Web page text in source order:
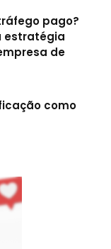
pago?
estratégia
de
como